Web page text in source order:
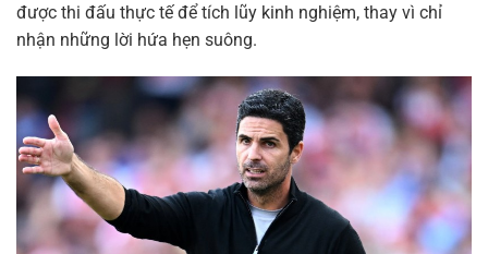
được thi đấu thực tế để tích lũy kinh nghiệm, thay vì chỉ
nhận những lời hứa hẹn suông.